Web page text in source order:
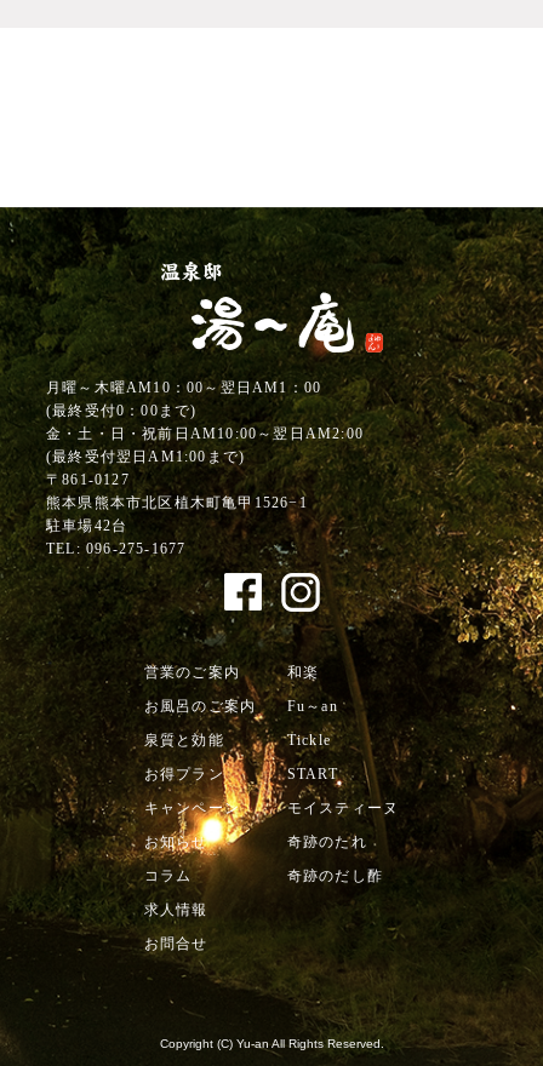
月曜～木曜AM10：00～翌日AM1：00
(最終受付0：00まで)
金・土・日・祝前日AM10:00～翌日AM2:00
(最終受付翌日AM1:00まで)
〒861-0127
熊本県熊本市北区植木町亀甲1526−1
駐車場42台
TEL: 096-275-1677
営業のご案内
お風呂のご案内
泉質と効能
お得プラン
キャンペーン
お知らせ
コラム
求人情報
お問合せ
和楽
Fu～an
Tickle
START
モイスティーヌ
奇跡のたれ
奇跡のだし酢
Copyright (C) Yu-an All Rights Reserved.